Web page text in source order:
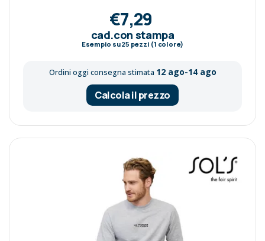
€7,29
cad.con stampa
Esempio su25 pezzi (1 colore)
Ordini oggi consegna stimata 12 ago-14 ago
Calcola il prezzo